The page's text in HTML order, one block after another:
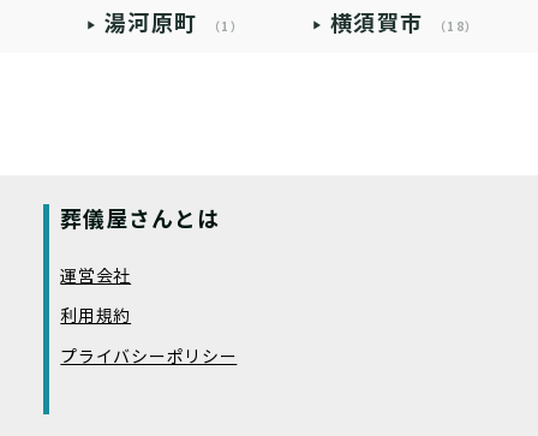
湯河原町 （1） 横須賀市 （18）
葬儀屋さんとは
運営会社
利用規約
プライバシーポリシー